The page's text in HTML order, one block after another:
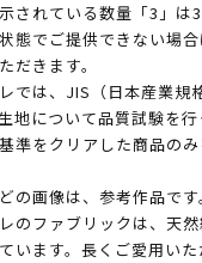
されている数量「3」は
態でご提供できない場
だきます。
では、JIS（日本産業規
地について品質試験を行
準をクリアした商品の
の画像は、参考作品です
のファブリックは、天
います。長くご愛用い